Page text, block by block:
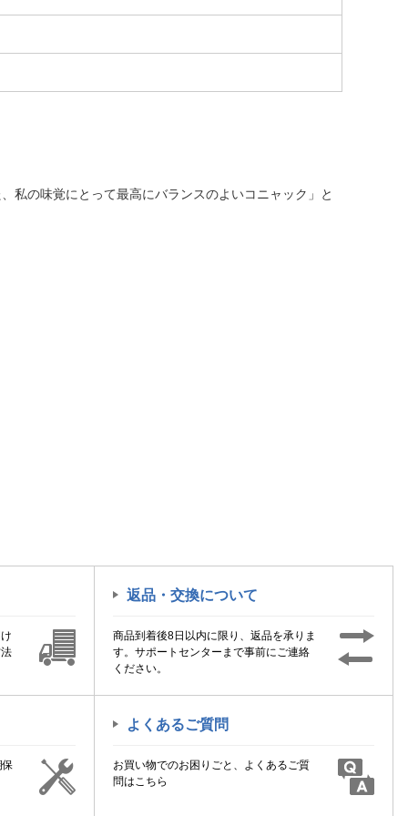
私の味覚にとって最高にバランスのよいコニャック」と
返品・交換について
商品到着後8日以内に限り、返品を承りま
す。サポートセンターまで事前にご連絡
ください。
よくあるご質問
お買い物でのお困りごと、よくあるご質
問はこちら